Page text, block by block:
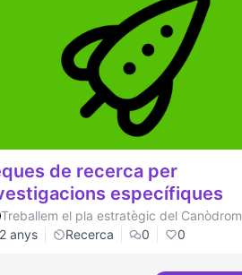
de recerca per
específiques
Treballem el pla estratègic del Canòdrom
2 anys
Recerca 0 0